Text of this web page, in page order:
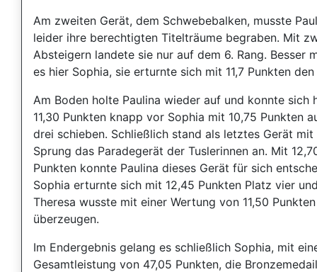
Am zweiten Gerät, dem Schwebebalken, musste
leider ihre berechtigten Titelträume begraben. Mit
Absteigern landete sie nur auf dem 6. Rang. Besser
es hier Sophia, sie erturnte sich mit 11,7 Punkten
Am Boden holte Paulina wieder auf und konnte sich
11,30 Punkten knapp vor Sophia mit 10,75 Punkten
drei schieben. Schließlich stand als letztes Gerät mit
Sprung das Paradegerät der Tuslerinnen an. Mit
Punkten konnte Paulina dieses Gerät für sich
Sophia erturnte sich mit 12,45 Punkten Platz vier
Theresa wusste mit einer Wertung von 11,50
überzeugen.
Im Endergebnis gelang es schließlich Sophia, mit
Gesamtleistung von 47,05 Punkten, die